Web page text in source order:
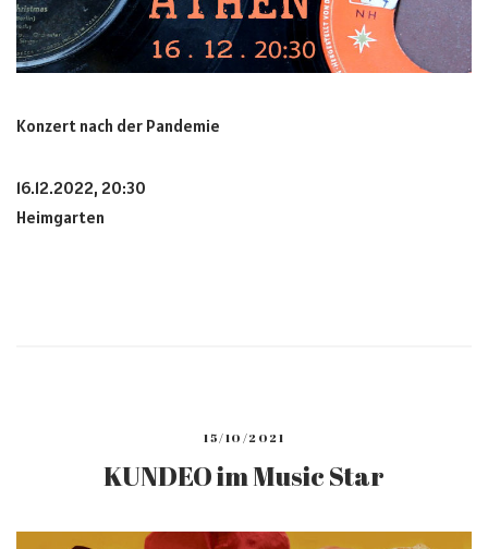
Konzert nach der Pandemie
16.12.2022, 20:30
Heimgarten
15/10/2021
KUNDEO im Music Star